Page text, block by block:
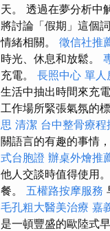
天。 透過在夢分析中
將討論「假期」這個
情緒相關。 徵信社推
時光、休息和放鬆。
充電。 長照中心 單人
生活中抽出時間來充電
工作場所緊張氣氛的
思 清潔 台中整骨療程
關語言的有趣的事情
式台胞證 辦桌外燴推
他人交談時值得使用
餐。 五權路按摩服務
毛孔粗大醫美治療 嘉
是一頓豐盛的歐陸式